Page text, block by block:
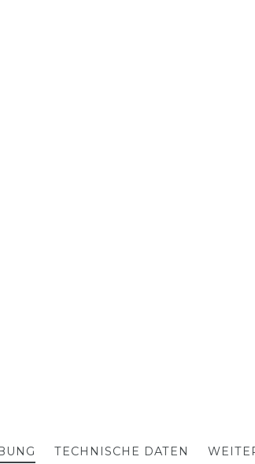
TECHNISCHE DATEN